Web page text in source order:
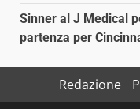
Sinner al J Medical
partenza per
Redazione